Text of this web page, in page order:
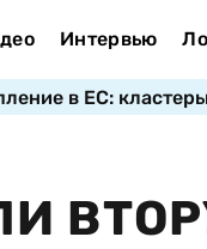
Интервью
в ЕС: